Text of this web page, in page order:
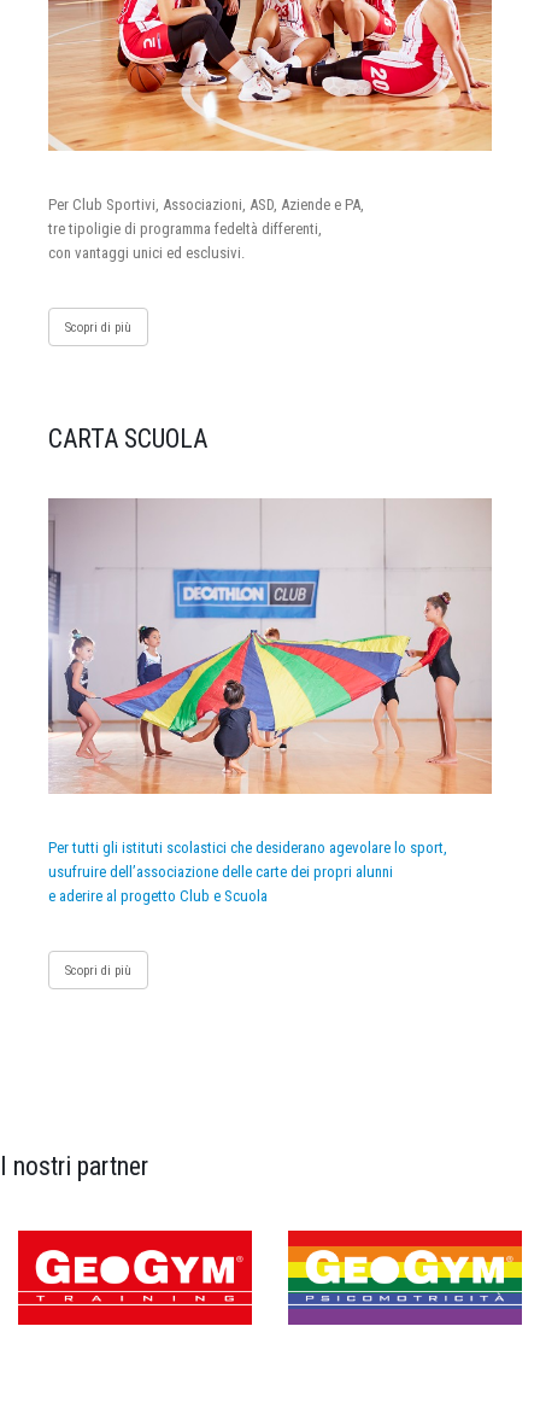
Per Club Sportivi, Associazioni, ASD, Aziende e PA,
tre tipoligie di programma fedeltà differenti,
con vantaggi unici ed esclusivi.
Scopri di più
CARTA SCUOLA
Per tutti gli istituti scolastici che desiderano agevolare lo sport,
usufruire dell’associazione delle carte dei propri alunni
e aderire al progetto Club e Scuola
Scopri di più
I nostri partner